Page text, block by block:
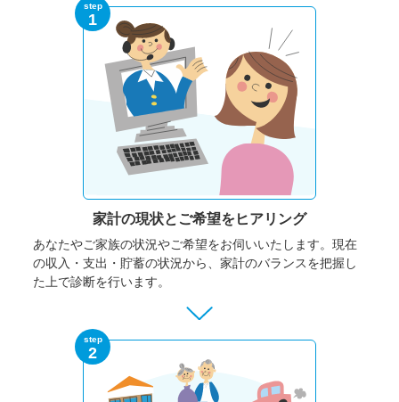
step
1
家計の現状と ご希望をヒアリング
あなたやご家族の状況やご希望をお伺いいたします。 現在
の収入・支出・貯蓄の状況から、家計のバランスを把握し
た上で診断を行います。
step
2